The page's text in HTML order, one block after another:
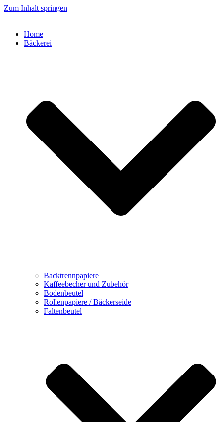
Zum Inhalt springen
Home
Bäckerei
Backtrennpapiere
Kaffeebecher und Zubehör
Bodenbeutel
Rollenpapiere / Bäckerseide
Faltenbeutel